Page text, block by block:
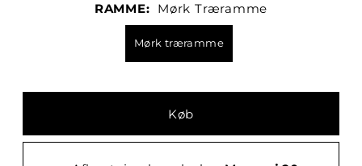
RAMME: Mørk Træramme
Mørk træramme